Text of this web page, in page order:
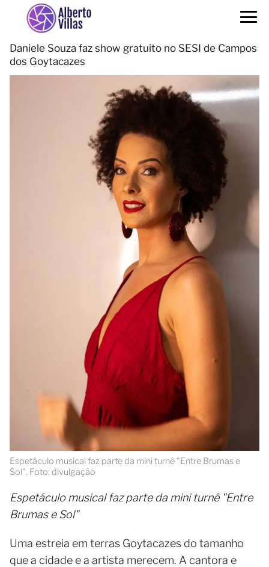
Daniele Souza faz show gratuito no SESI de Campos
dos Goytacazes
Espetáculo musical faz parte da mini turnê "Entre Brumas e
Sol". Foto: divulgação
Espetáculo musical faz parte da mini turnê "Entre
Brumas e Sol"
Uma estreia em terras Goytacazes do tamanho
que a cidade e a artista merecem. A cantora e